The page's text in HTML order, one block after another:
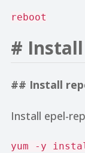
reboot
# Install
## Install
Install epel-
yum -y